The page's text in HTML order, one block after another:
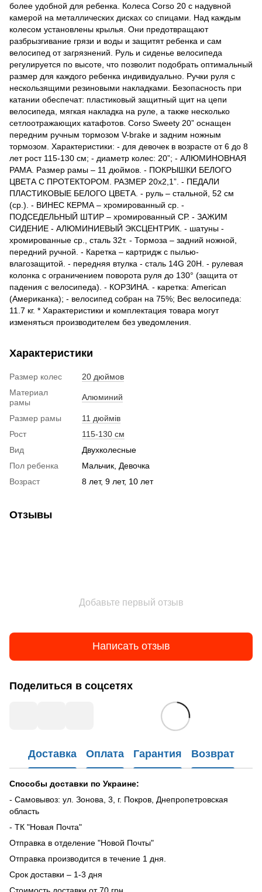
более удобной для ребенка. Колеса Corso 20 с надувной
камерой на металлических дисках со спицами. Над каждым
колесом установлены крылья. Они предотвращают
разбрызгивание грязи и воды и защитят ребенка и сам
велосипед от загрязнений. Руль и сиденье велосипеда
регулируется по высоте, что позволит подобрать оптимальный
размер для каждого ребенка индивидуально. Ручки руля с
нескользящими резиновыми накладками. Безопасность при
катании обеспечат: пластиковый защитный щит на цепи
велосипеда, мягкая накладка на руле, а также несколько
сетлоотражающих катафотов. Corso Sweety 20” оснащен
передним ручным тормозом V-brаke и задним ножным
тормозом. Характеристики: - для девочек в возрасте от 6 до 8
лет рост 115-130 см; - диаметр колес: 20”; - АЛЮМИНОВНАЯ
РАМА. Размер рамы – 11 дюймов. - ПОКРЫШКИ БЕЛОГО
ЦВЕТА С ПРОТЕКТОРОМ. РАЗМЕР 20x2,1”. - ПЕДАЛИ
ПЛАСТИКОВЫЕ БЕЛОГО ЦВЕТА. - руль – стальной, 52 см
(ср.). - ВИНЕС КЕРМА – хромированный ср. -
ПОДСЕДЕЛЬНЫЙ ШТИР – хромированный СР. - ЗАЖИМ
СИДЕНИЕ - АЛЮМИНИЕВЫЙ ЭКСЦЕНТРИК. - шатуны -
хромированные ср., сталь 32т. - Тормоза – задний ножной,
передний ручной. - Каретка – картридж с пылью-
влагозащитой. - передняя втулка - сталь 14G 20H. - рулевая
колонка с ограничением поворота руля до 130° (защита от
падения с велосипеда). - КОРЗИНА. - каретка: American
(Американка); - велосипед собран на 75%; Вес велосипеда:
11.7 кг. * Характеристики и комплектация товара могут
изменяться производителем без уведомления.
Характеристики
Размер колес
20 дюймов
Материал
рамы
Алюминий
Размер рамы
11 дюймів
Рост
115-130 см
Вид
Двухколесные
Пол ребенка
Мальчик, Девочка
Возраст
8 лет, 9 лет, 10 лет
Отзывы
Добавьте первый отзыв
Написать отзыв
Поделиться в соцсетях
Доставка Оплата Гарантия Возврат
Способы доставки по Украине:
- Самовывоз: ул. Зонова, 3, г. Покров, Днепропетровская
область
- ТК "Новая Почта"
Отправка в отделение "Новой Почты"
Отправка производится в течение 1 дня.
Срок доставки – 1-3 дня
Стоимость доставки от 70 грн.